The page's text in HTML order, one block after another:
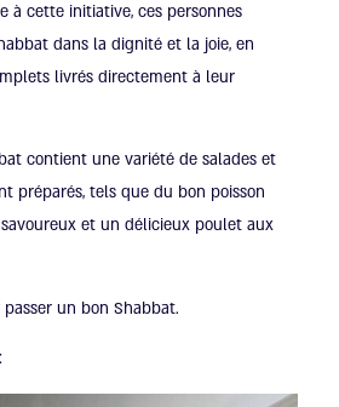
à cette initiative, ces personnes
dans la dignité et la joie, en
livrés directement à leur
contient une variété de salades et
préparés, tels que du bon poisson
et un délicieux poulet aux
un bon Shabbat.